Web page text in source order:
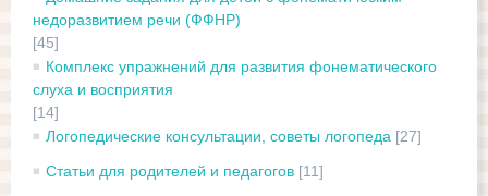
недоразвитием речи (ФФНР)
[45]
Комплекс упражнений для развития фонематического
слуха и восприятия
[14]
Логопедические консультации, советы логопеда [27]
Статьи для родителей и педагогов [11]